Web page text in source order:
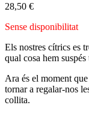
28,50 €
Sense disponibilitat
Els nostres cítrics es
qual cosa hem
Ara és el moment
tornar a regalar-nos
collita.